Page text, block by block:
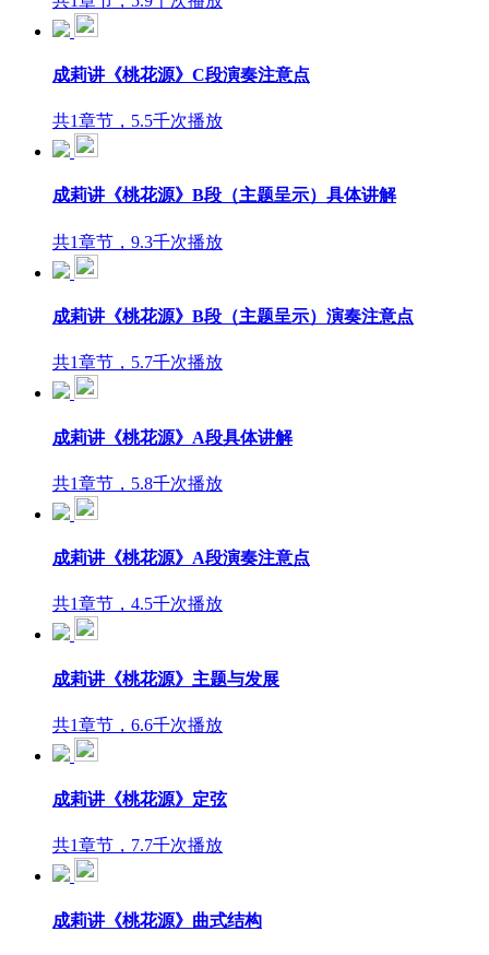
成莉讲《桃花源》C段演奏注意点
共1章节，5.5千次播放
成莉讲《桃花源》B段（主题呈示）具体讲解
共1章节，9.3千次播放
成莉讲《桃花源》B段（主题呈示）演奏注意点
共1章节，5.7千次播放
成莉讲《桃花源》A段具体讲解
共1章节，5.8千次播放
成莉讲《桃花源》A段演奏注意点
共1章节，4.5千次播放
成莉讲《桃花源》主题与发展
共1章节，6.6千次播放
成莉讲《桃花源》定弦
共1章节，7.7千次播放
成莉讲《桃花源》曲式结构